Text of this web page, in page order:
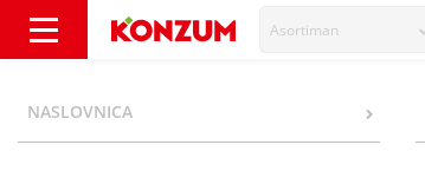
Asortiman
NASLOVNICA